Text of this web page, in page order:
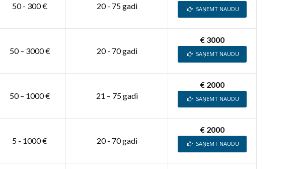
50 - 300 € 20 - 75 gadi SAŅEMT NAUDU
50 – 3000 € 20 - 70 gadi
€ 3000
SAŅEMT NAUDU
50 – 1000 € 21 – 75 gadi
€ 2000
SAŅEMT NAUDU
5 - 1000 € 20 - 70 gadi
€ 2000
SAŅEMT NAUDU